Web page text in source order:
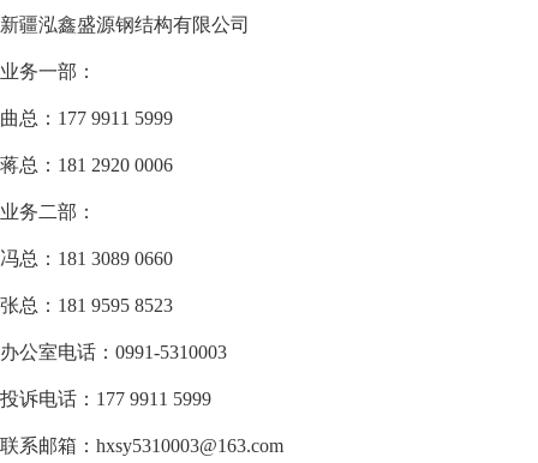
新疆泓鑫盛源钢结构有限公司
业务一部：
曲总：177 9911 5999
蒋总：181 2920 0006
业务二部：
冯总：181 3089 0660
张总：181 9595 8523
办公室电话：0991-5310003
投诉电话：177 9911 5999
联系邮箱：hxsy5310003@163.com